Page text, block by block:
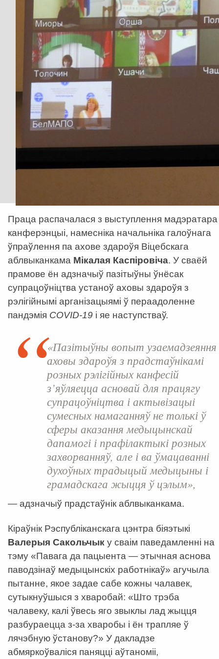
Праца распачалася з выступлення мадэратара
канферэнцыі, намесніка начальніка галоўнага
ўпраўлення па ахове здароўя Віцебскага
аблвыканкама Мікалая Каспіровіча. У сваёй
прамове ён адзначыў пазітыўны ўнёсак
супрацоўніцтва устаноў аховы здароўя з
рэлігійнымі арганізацыямі ў пераадоленне
пандэмія COVID-19 і яе наступстваў.
«Пазітыўны вопыт узаемадзеяння
аховы здароўя з прадстаўнікамі
розных рэлігійных канфесій
з’яўляецца асновай для працягу
супрацоўніцтва і актывізацыі
сумесных намаганняў не толькі ў
сферы аказання медыцынскай
дапамогі і прафілактыкі розных
захворванняў, але і ва ўмацаванні
духоўных традыцый медыцыны і
грамадскага жыцця ў цэлым»,
— адзначыў прадстаўнік аблвыканкама.
Кіраўнік Рэспубліканскага цэнтра біяэтыкі
Валерыя Сакольчык у сваім паведамленні на
тэму «Павага да пацыента — этычная аснова
паводзінаў медыцынскіх работнікаў» агучыла
пытанне, якое задае сабе кожны чалавек,
сутыкнуўшыся з хваробай: «Што трэба
чалавеку, калі ўвесь яго звыклы лад жыцця
разбураецца з-за хваробы і ён трапляе ў
лячэбную ўстанову?» У дакладзе
абмяркоўваліся паняцці аўтаноміі,